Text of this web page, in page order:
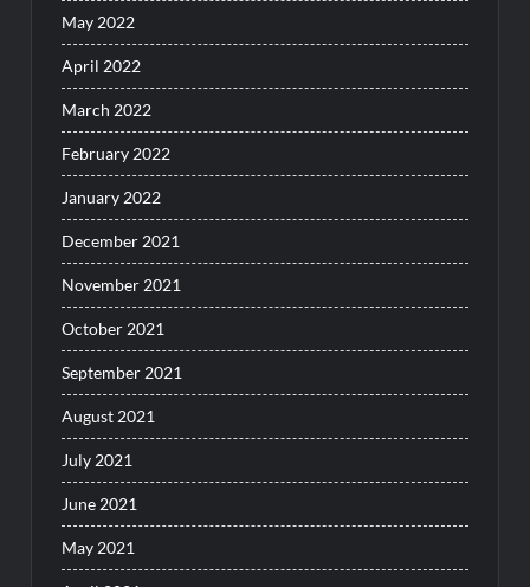
May 2022
April 2022
March 2022
February 2022
January 2022
December 2021
November 2021
October 2021
September 2021
August 2021
July 2021
June 2021
May 2021